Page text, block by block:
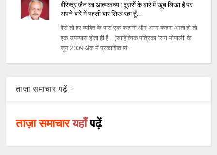
वीरेन्द्र जैन का आत्मकथ्य : दूसरों के बारे में खूब लिखा है पर
अपने बारे में पहली बार लिख रहा हूँ…
वैसे तो हर व्यक्ति के पास एक कहानी और अगर कहना आता हो तो
एक उपन्यास होता ही है… (साहित्यिक पत्रिका ‘राग भोपाली’ के
जून 2009 अंक में प्रकाशित व्यं...
ताज़ा समाचार पढ़ें -
ताज़ा समाचारयहाँपढ़ें